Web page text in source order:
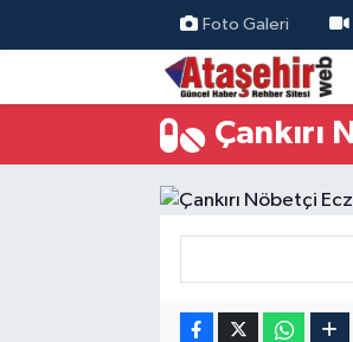
Foto Galeri
Çankırı
Hava Durumu
Trafik Durumu
Süper Lig Puan Durumu ve
Son Dakika Haberleri